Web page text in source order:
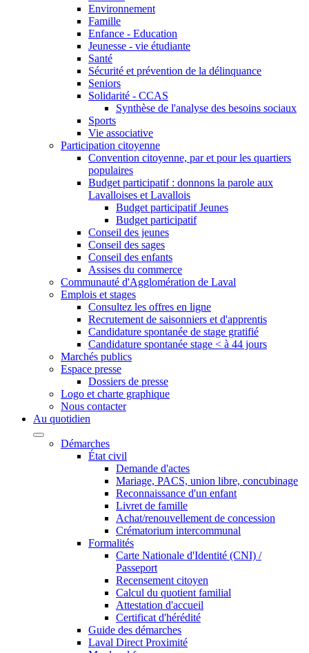
Environnement
Famille
Enfance - Education
Jeunesse - vie étudiante
Santé
Sécurité et prévention de la délinquance
Seniors
Solidarité - CCAS
Synthèse de l'analyse des besoins sociaux
Sports
Vie associative
Participation citoyenne
Convention citoyenne, par et pour les quartiers
populaires
Budget participatif : donnons la parole aux
Lavalloises et Lavallois
Budget participatif Jeunes
Budget participatif
Conseil des jeunes
Conseil des sages
Conseil des enfants
Assises du commerce
Communauté d'Agglomération de Laval
Emplois et stages
Consultez les offres en ligne
Recrutement de saisonniers et d'apprentis
Candidature spontanée de stage gratifié
Candidature spontanée stage < à 44 jours
Marchés publics
Espace presse
Dossiers de presse
Logo et charte graphique
Nous contacter
Au quotidien
Démarches
État civil
Demande d'actes
Mariage, PACS, union libre, concubinage
Reconnaissance d'un enfant
Livret de famille
Achat/renouvellement de concession
Crématorium intercommunal
Formalités
Carte Nationale d'Identité (CNI) /
Passeport
Recensement citoyen
Calcul du quotient familial
Attestation d'accueil
Certificat d'hérédité
Guide des démarches
Laval Direct Proximité